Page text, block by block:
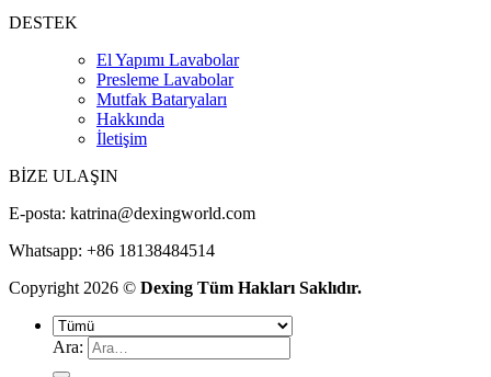
DESTEK
El Yapımı Lavabolar
Presleme Lavabolar
Mutfak Bataryaları
Hakkında
İletişim
BİZE ULAŞIN
E-posta: katrina@dexingworld.com
Whatsapp: +86 18138484514
Copyright 2026 © Dexing Tüm Hakları Saklıdır.
Ara: